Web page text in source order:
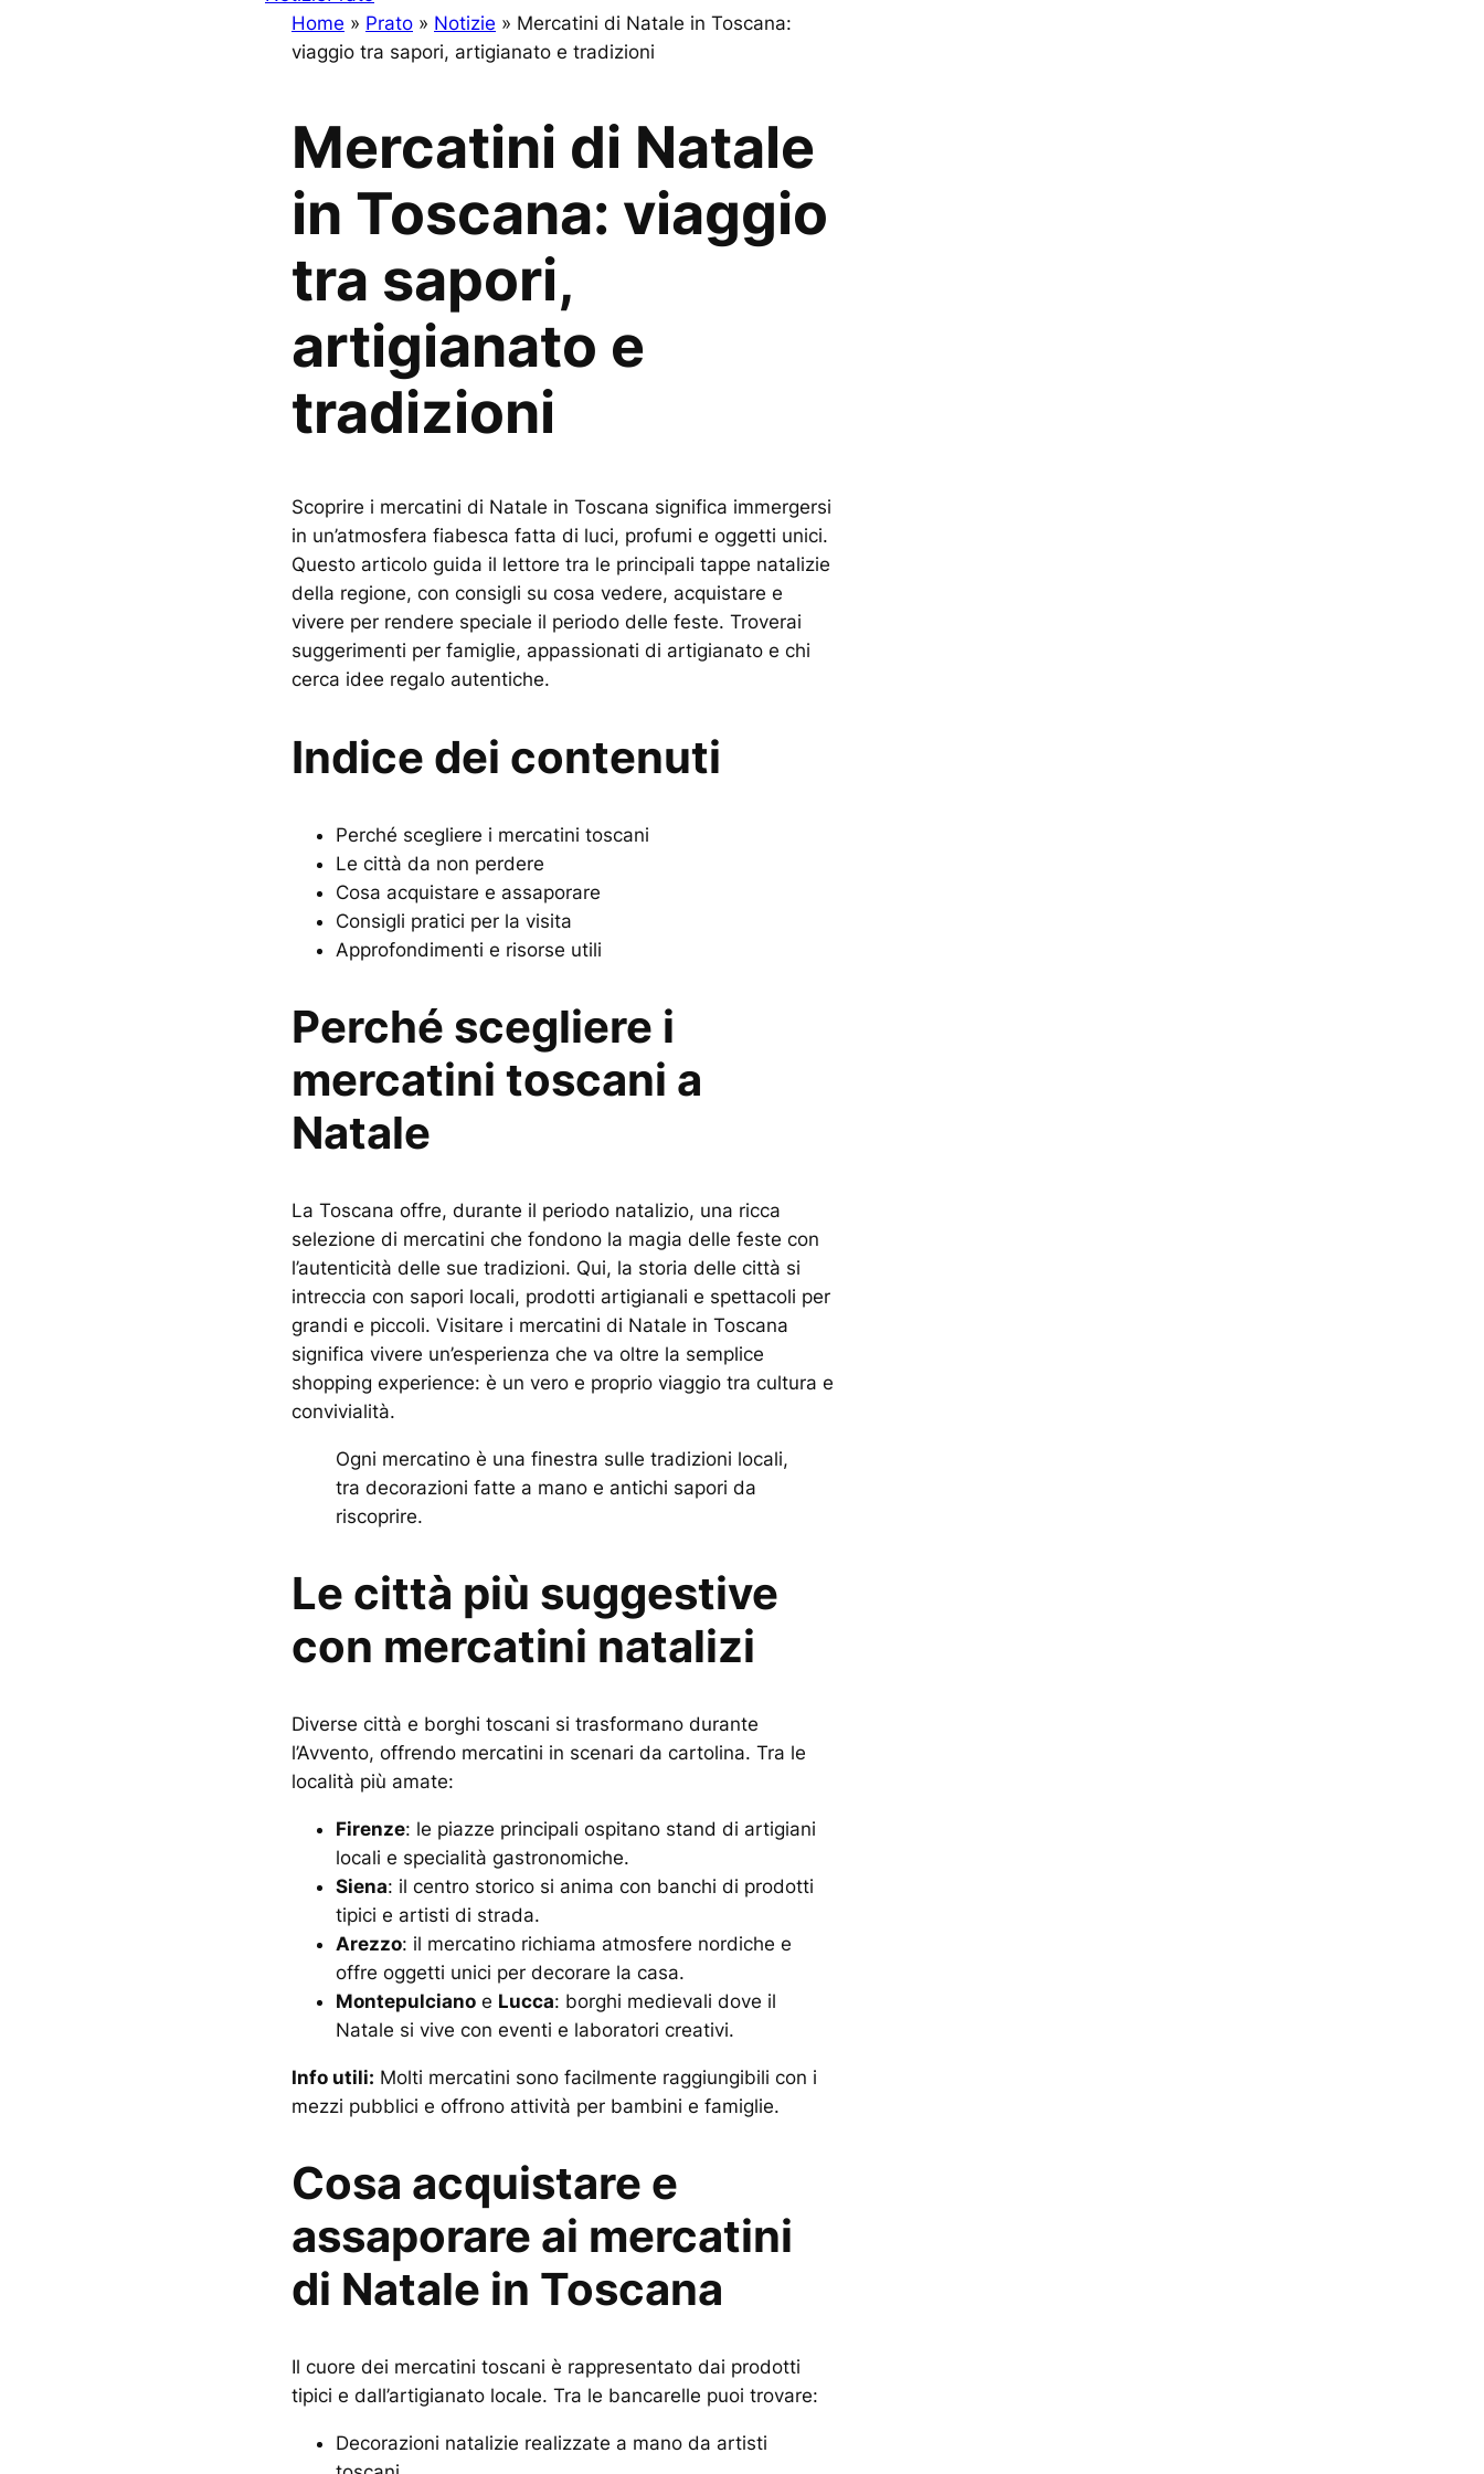
Home » Prato » Notizie » Mercatini di Natale in Toscana:
viaggio tra sapori, artigianato e tradizioni
Mercatini di Natale
in Toscana: viaggio
tra sapori,
artigianato e
tradizioni
Scoprire i mercatini di Natale in Toscana significa immergersi
in un’atmosfera fiabesca fatta di luci, profumi e oggetti unici.
Questo articolo guida il lettore tra le principali tappe natalizie
della regione, con consigli su cosa vedere, acquistare e
vivere per rendere speciale il periodo delle feste. Troverai
suggerimenti per famiglie, appassionati di artigianato e chi
cerca idee regalo autentiche.
Indice dei contenuti
Perché scegliere i mercatini toscani
Le città da non perdere
Cosa acquistare e assaporare
Consigli pratici per la visita
Approfondimenti e risorse utili
Perché scegliere i
mercatini toscani a
Natale
La Toscana offre, durante il periodo natalizio, una ricca
selezione di mercatini che fondono la magia delle feste con
l’autenticità delle sue tradizioni. Qui, la storia delle città si
intreccia con sapori locali, prodotti artigianali e spettacoli per
grandi e piccoli. Visitare i mercatini di Natale in Toscana
significa vivere un’esperienza che va oltre la semplice
shopping experience: è un vero e proprio viaggio tra cultura e
convivialità.
Ogni mercatino è una finestra sulle tradizioni locali,
tra decorazioni fatte a mano e antichi sapori da
riscoprire.
Le città più suggestive
con mercatini natalizi
Diverse città e borghi toscani si trasformano durante
l’Avvento, offrendo mercatini in scenari da cartolina. Tra le
località più amate:
Firenze: le piazze principali ospitano stand di artigiani
locali e specialità gastronomiche.
Siena: il centro storico si anima con banchi di prodotti
tipici e artisti di strada.
Arezzo: il mercatino richiama atmosfere nordiche e
offre oggetti unici per decorare la casa.
Montepulciano e Lucca: borghi medievali dove il
Natale si vive con eventi e laboratori creativi.
Info utili: Molti mercatini sono facilmente raggiungibili con i
mezzi pubblici e offrono attività per bambini e famiglie.
Cosa acquistare e
assaporare ai mercatini
di Natale in Toscana
Il cuore dei mercatini toscani è rappresentato dai prodotti
tipici e dall’artigianato locale. Tra le bancarelle puoi trovare:
Decorazioni natalizie realizzate a mano da artisti